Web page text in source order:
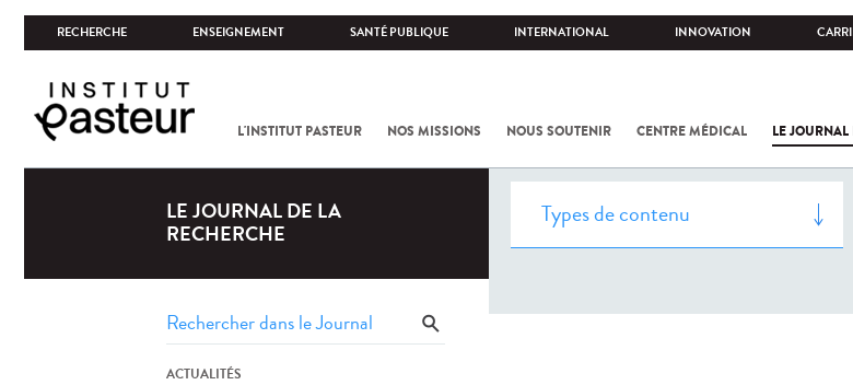
RECHERCHE ENSEIGNEMENT SANTÉ PUBLIQUE INTERNATIONAL INNOVATION
L'INSTITUT PASTEUR NOS MISSIONS NOUS SOUTENIR CENTRE MÉDICAL LE
LE JOURNAL DE LA
RECHERCHE
ACTUALITÉS